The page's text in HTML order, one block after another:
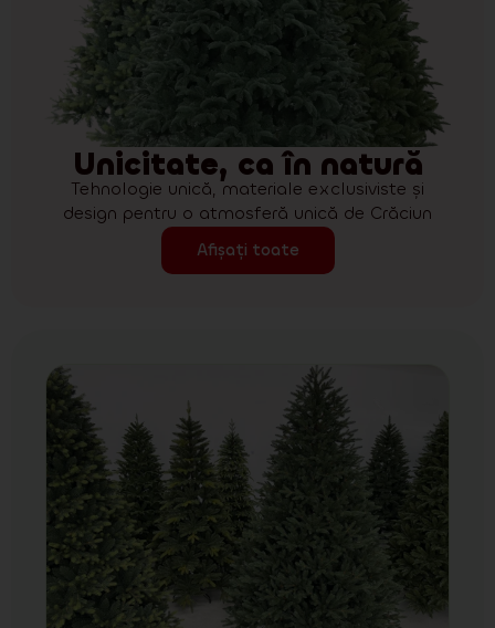
Unicitate, ca în natură
Tehnologie unică, materiale exclusiviste și
design pentru o atmosferă unică de Crăciun
Afișați toate